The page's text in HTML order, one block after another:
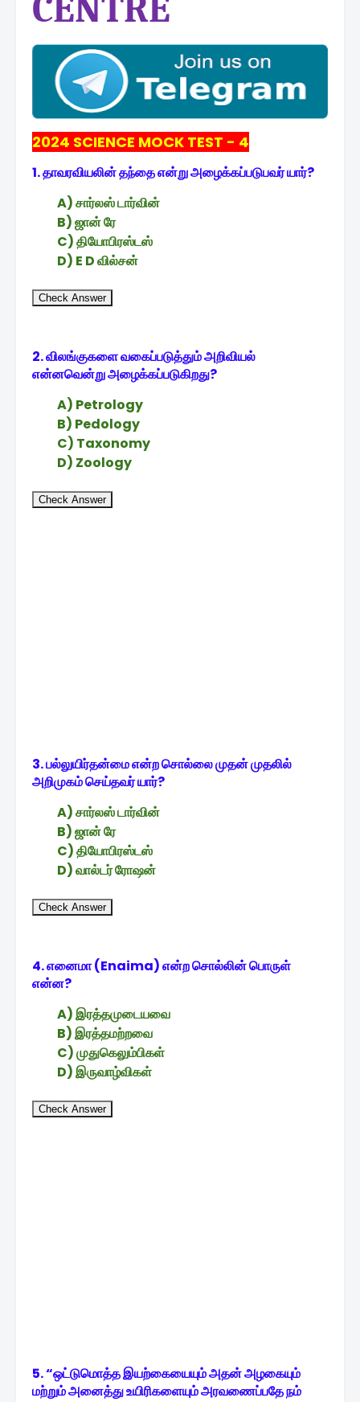
CENTRE
2024 SCIENCE MOCK TEST - 4
1. தாவரவியலின் தந்தை என்று அழைக்கப்படுபவர் யார்?
A) சார்லஸ் டார்வின்
B) ஜான் ரே
C) தியோபிரஸ்டஸ்
D) E D வில்சன்
Check Answer
2. விலங்குகளை வகைப்படுத்தும் அறிவியல்
என்னவென்று அழைக்கப்படுகிறது?
A) Petrology
B) Pedology
C) Taxonomy
D) Zoology
Check Answer
3. பல்லுயிர்தன்மை என்ற சொல்லை முதன் முதலில்
அறிமுகம் செய்தவர் யார்?
A) சார்லஸ் டார்வின்
B) ஜான் ரே
C) தியோபிரஸ்டஸ்
D) வால்டர் ரோஷன்
Check Answer
4. எனைமா (Enaima) என்ற சொல்லின் பொருள்
என்ன?
A) இரத்தமுடையவை
B) இரத்தமற்றவை
C) முதுகெலும்பிகள்
D) இருவாழ்விகள்
Check Answer
5. “ஒட்டுமொத்த இயற்கையையும் அதன் அழகையும்
மற்றும் அனைத்து உயிரிகளையும் அரவணைப்பதே நம்